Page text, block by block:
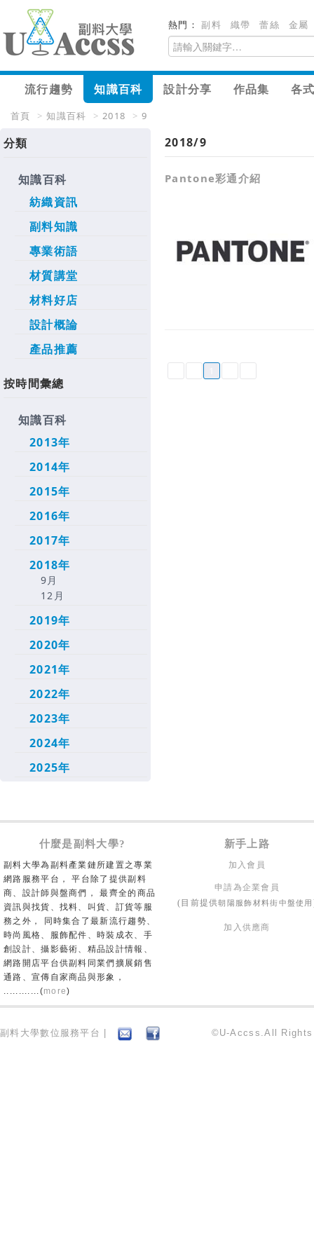
熱門：副料 織帶 蕾絲 金屬
流行趨勢 知識百科 設計分享 作品集 各
首頁 > 知識百科 > 2018 > 9
分類
知識百科
紡織資訊
副料知識
專業術語
材質講堂
材料好店
設計概論
產品推薦
按時間彙總
知識百科
2013年
2014年
2015年
2016年
2017年
2018年
9月
12月
2019年
2020年
2021年
2022年
2023年
2024年
2025年
2018/9
Pantone彩通介紹
什麼是副料大學? 新手上路
副料大學為副料產業鏈所建置之專業
網路服務平台， 平台除了提供副料
商、設計師與盤商們， 最齊全的商品
資訊與找貨、找料、叫貨、訂貨等服
務之外， 同時集合了最新流行趨勢、
時尚風格、服飾配件、時裝成衣、手
創設計、攝影藝術、精品設計情報、
網路開店平台供副料同業們擴展銷售
通路、宣傳自家商品與形象，
............(more)
加入會員
申請為企業會員
(目前提供朝陽服飾材料街中盤使用
加入供應商
副料大學數位服務平台 | ©U-Accss.All Rights